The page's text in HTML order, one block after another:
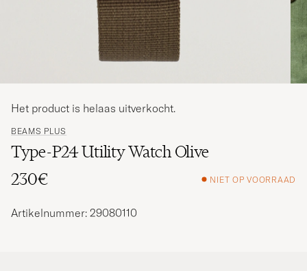
BEAMS PLUS
Type-P24 Utility Watch Olive
230€
NIET OP VOORRAAD
Het product is helaas uitverkocht.
Artikelnummer: 29080110